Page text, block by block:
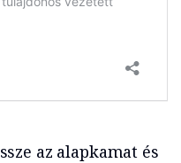
az alapkamat és